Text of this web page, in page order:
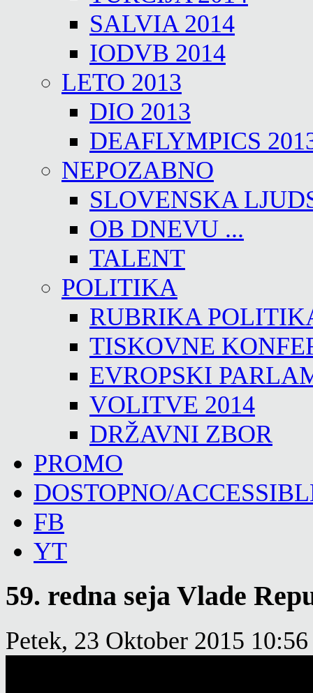
SALVIA 2014
IODVB 2014
LETO 2013
DIO 2013
DEAFLYMPICS
NEPOZABNO
SLOVENSKA
OB DNEVU ...
TALENT
POLITIKA
RUBRIKA
TISKOVNE
EVROPSKI
VOLITVE 2014
DRŽAVNI ZBOR
PROMO
DOSTOPNO/
FB
YT
59. redna seja Vlade
Petek, 23 Oktober 2015 10:56